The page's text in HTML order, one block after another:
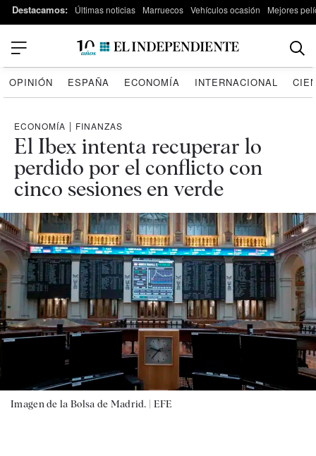
Destacamos: Últimas noticias Marruecos Vehículos ocasión Mejores
OPINIÓN ESPAÑA ECONOMÍA INTERNACIONAL
ECONOMÍA | FINANZAS
El Ibex intenta recuperar lo
perdido por el conflicto con
cinco sesiones en verde
Imagen de la Bolsa de Madrid. | EFE